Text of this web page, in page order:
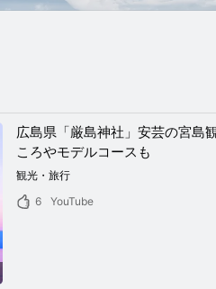
広島県「厳島神社」安芸の宮島
ころやモデルコースも
観光・旅行
6
YouTube